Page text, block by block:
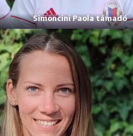
Simoncini Paola támadó